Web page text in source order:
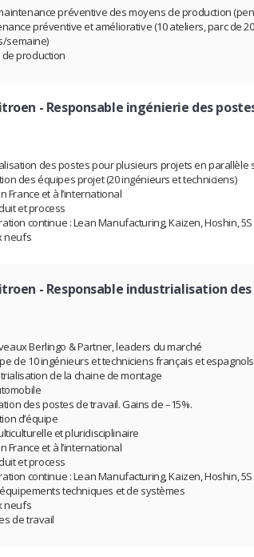
préventive des moyens de production
préventive et améliorative (10 ateliers, parc de
semaine)
de production
- Responsable ingénierie des
des postes pour plusieurs projets en parallèle
des équipes projet (20 ingénieurs et techniciens)
France et à l’international
et process
continue : Lean Manufacturing, Kaizen, Hoshin, 5S
neufs
- Responsable industrialisation
Berlingo & Partner, leaders du marché
de 10 ingénieurs et techniciens français et espagnols
de la chaine de montage
des postes de travail. Gains de –15%.
d’équipe
et pluridisciplinaire
France et à l’international
et process
continue : Lean Manufacturing, Kaizen, Hoshin, 5S
techniques et de systèmes
neufs
de travail